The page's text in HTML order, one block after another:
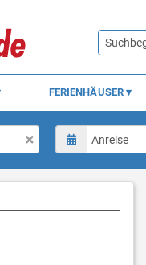
FERIENHÄUSER